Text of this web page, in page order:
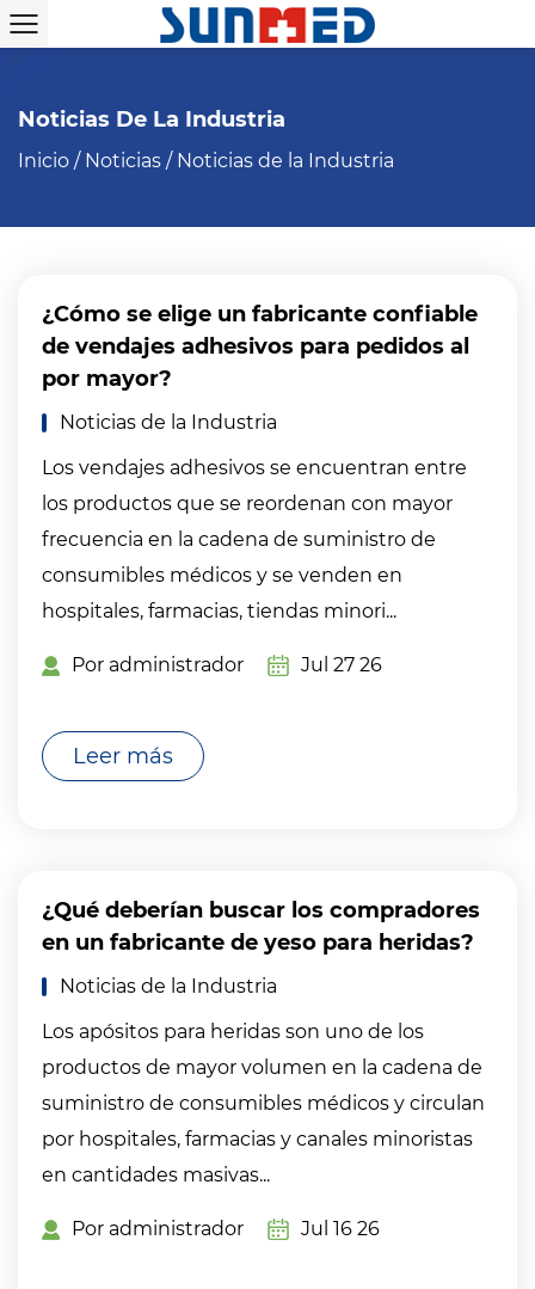
Noticias De La Industria
Inicio / Noticias / Noticias de la Industria
¿Cómo se elige un fabricante confiable
de vendajes adhesivos para pedidos al
por mayor?
Noticias de la Industria
Los vendajes adhesivos se encuentran entre
los productos que se reordenan con mayor
frecuencia en la cadena de suministro de
consumibles médicos y se venden en
hospitales, farmacias, tiendas minori...
Por administrador Jul 27 26
Leer más
¿Qué deberían buscar los compradores
en un fabricante de yeso para heridas?
Noticias de la Industria
Los apósitos para heridas son uno de los
productos de mayor volumen en la cadena de
suministro de consumibles médicos y circulan
por hospitales, farmacias y canales minoristas
en cantidades masivas...
Por administrador Jul 16 26